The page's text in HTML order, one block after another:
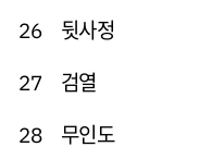
26 뒷사정
27 검열
28 무인도